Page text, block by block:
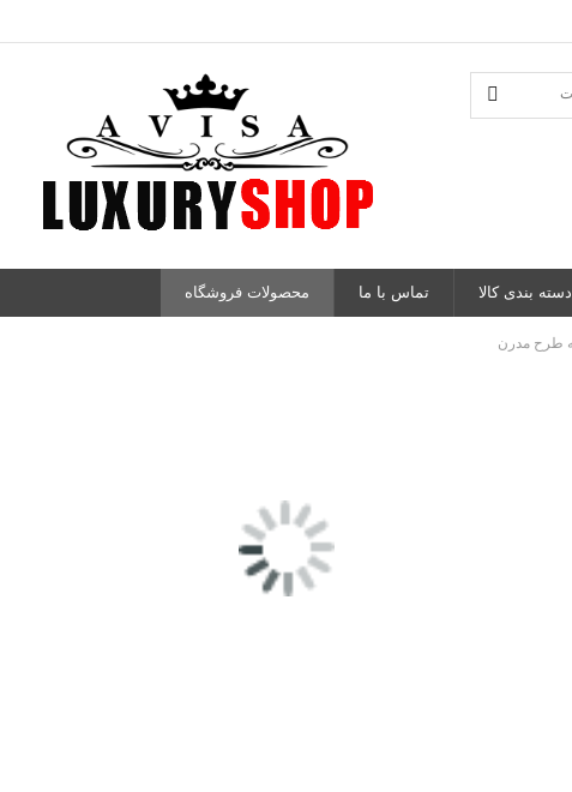
دسته بندی کالا تماس با ما محصولات فروشگاه